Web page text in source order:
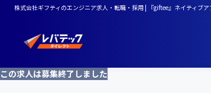
株式会社ギフティのエンジニア求人・転職・採用 | 『giftee』ネイティブ
この求人は募集終了しました